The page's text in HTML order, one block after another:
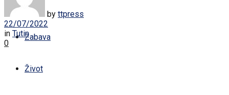
Sport
Zabava
Život
by ttpress
22/07/2022
in Tutin
0